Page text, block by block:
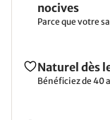
nocives
Parce que votre
Naturel dès
Bénéficiez de 40